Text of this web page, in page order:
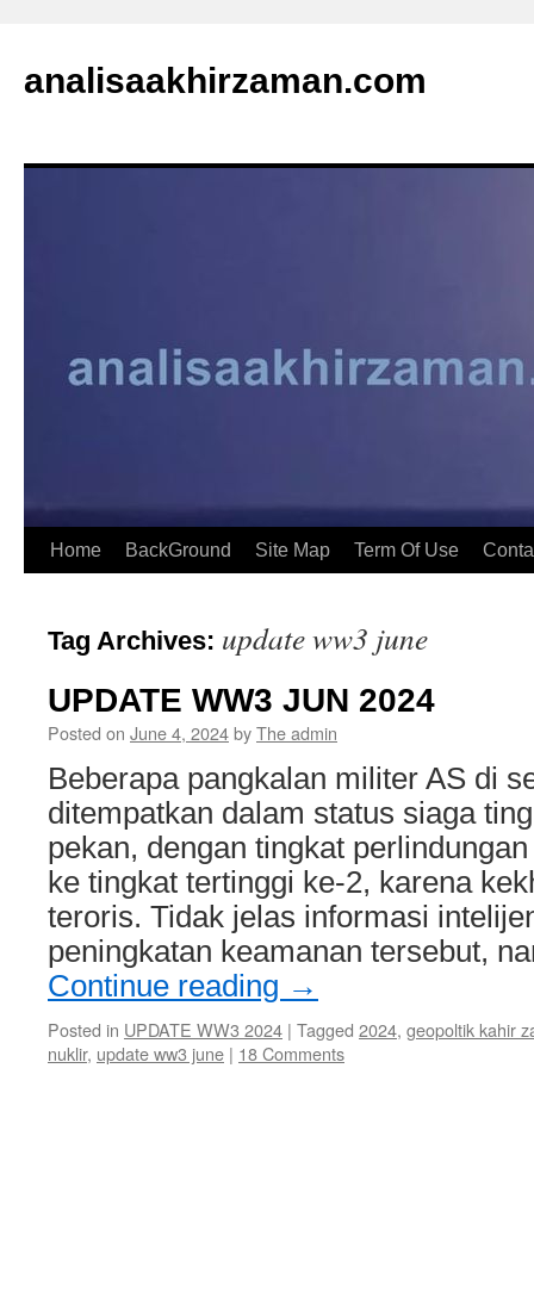
analisaakhirzaman.com
Home BackGround Site Map Term Of Use
Tag Archives: update ww3 june
UPDATE WW3 JUN 2024
Posted on June 4, 2024byThe admin
Beberapa pangkalan militer AS di
ditempatkan dalam status siaga
pekan, dengan tingkat
ke tingkat tertinggi ke-2, karena
teroris. Tidak jelas informasi
peningkatan keamanan tersebut,
Continue reading →
Posted in UPDATE WW3 2024 | Tagged 2024, geopoltik kahir
nuklir, update ww3 june | 18 Comments